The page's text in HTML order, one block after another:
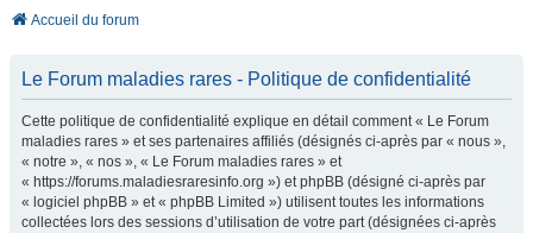
Accueil du forum
Le Forum maladies rares - Politique de confidentialité
Cette politique de confidentialité explique en détail comment « Le Forum
maladies rares » et ses partenaires affiliés (désignés ci-après par « nous »,
« notre », « nos », « Le Forum maladies rares » et
« https://forums.maladiesraresinfo.org ») et phpBB (désigné ci-après par
« logiciel phpBB » et « phpBB Limited ») utilisent toutes les informations
collectées lors des sessions d’utilisation de votre part (désignées ci-après